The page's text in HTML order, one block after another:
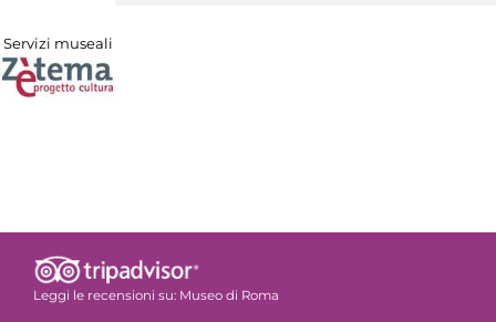
Servizi museali
Leggi le recensioni su: Museo di Roma